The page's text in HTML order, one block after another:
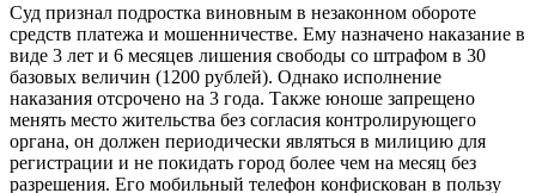
Суд признал подростка виновным в незаконном обороте
средств платежа и мошенничестве. Ему назначено наказание в
виде 3 лет и 6 месяцев лишения свободы со штрафом в 30
базовых величин (1200 рублей). Однако исполнение
наказания отсрочено на 3 года. Также юноше запрещено
менять место жительства без согласия контролирующего
органа, он должен периодически являться в милицию для
регистрации и не покидать город более чем на месяц без
разрешения. Его мобильный телефон конфискован в пользу